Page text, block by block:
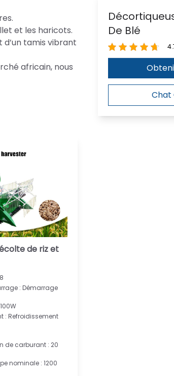
et les haricots.
tamis vibrant
africain, nous
de riz et
: Démarrage
: Refroidissement
de carburant : 20
nominale : 1200
De Blé
Chat